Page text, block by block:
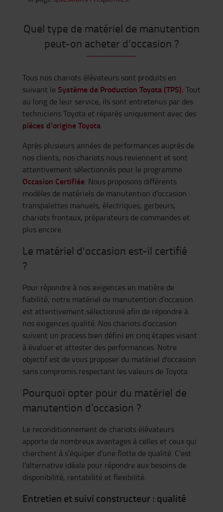
Quel type de matériel de manutention
peut-on acheter d'occasion ?
Tous nos chariots élévateurs sont produits en
suivant le Système de Production Toyota (TPS). Tout
au long de leur service, ils sont entretenus par des
techniciens Toyota et réparés uniquement avec des
pièces d’origine Toyota.
Après plusieurs années de performances auprès de
nos clients, nos chariots nous reviennent et sont
attentivement sélectionnés pour le programme
Occasion Certifiée. Nous proposons différents
modèles de matériels de manutention d’occasion :
transpalettes manuels, électriques, gerbeurs,
chariots frontaux, préparateurs de commandes et
plus encore.
Le matériel d'occasion est-il certifié
?
Pour répondre à nos exigences en matière de
fiabilité, notre matériel de manutention d’occasion
est attentivement sélectionné afin de répondre à
nos exigences qualité. Nos chariots d’occasion
suivent un process bien défini en cinq étapes visant
à évaluer et attester des performances. Notre
objectif est de vous proposer du matériel d'occasion
sans compromis respectant les valeurs de Toyota.
Pourquoi opter pour du matériel de
manutention d’occasion ?
Le reconditionnement de chariots élévateurs
apporte de nombreux avantages à celles et ceux qui
cherchent à s’équiper d’une flotte de qualité. C'est
l'alternative idéale pour répondre aux besoins de
disponibilité, rentabilité et flexibilité.
Entretien et suivi constructeur : qualité